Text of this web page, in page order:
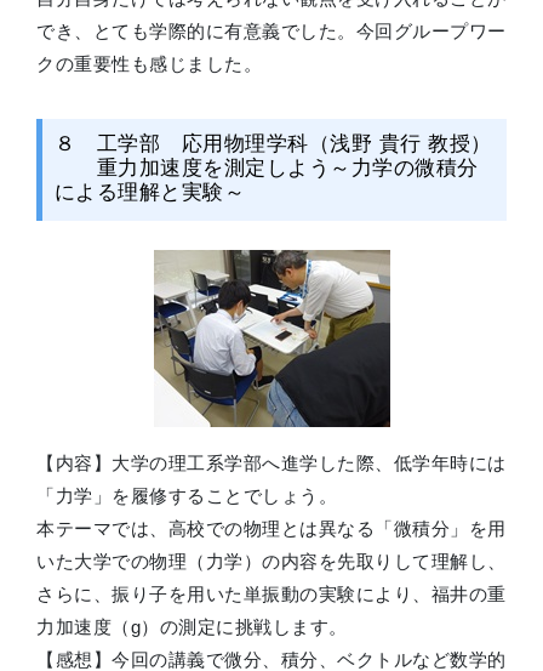
でき、とても学際的に有意義でした。今回グループワー
クの重要性も感じました。
８ 工学部 応用物理学科（浅野 貴行 教授）
重力加速度を測定しよう～力学の微積分
による理解と実験～
【内容】大学の理工系学部へ進学した際、低学年時には
「力学」を履修することでしょう。
本テーマでは、高校での物理とは異なる「微積分」を用
いた大学での物理（力学）の内容を先取りして理解し、
さらに、振り子を用いた単振動の実験により、福井の重
力加速度（g）の測定に挑戦します。
【感想】今回の講義で微分、積分、ベクトルなど数学的